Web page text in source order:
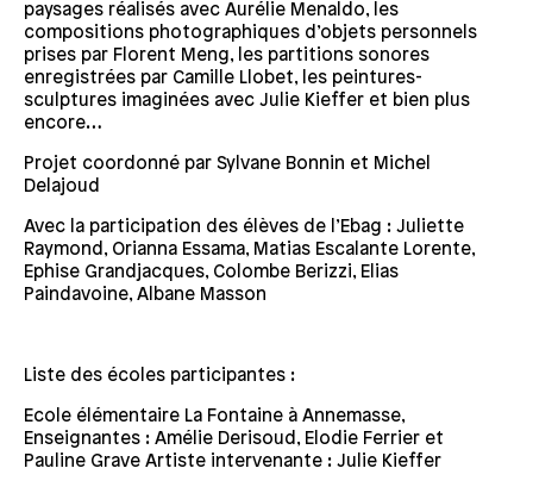
paysages réalisés avec Aurélie Menaldo, les
compositions photographiques d’objets personnels
prises par Florent Meng, les partitions sonores
enregistrées par Camille Llobet, les peintures-
sculptures imaginées avec Julie Kieffer et bien plus
encore…
Projet coordonné par Sylvane Bonnin et Michel
Delajoud
Avec la participation des élèves de l’Ebag : Juliette
Raymond, Orianna Essama, Matias Escalante Lorente,
Ephise Grandjacques, Colombe Berizzi, Elias
Paindavoine, Albane Masson
Liste des écoles participantes :
Ecole élémentaire La Fontaine à Annemasse,
Enseignantes : Amélie Derisoud, Elodie Ferrier et
Pauline Grave Artiste intervenante : Julie Kieffer